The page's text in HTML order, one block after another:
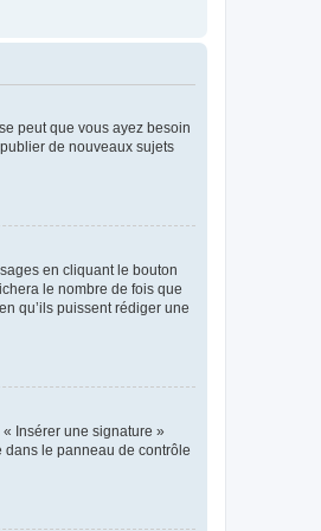
peut que vous ayez besoin
de nouveaux sujets
en cliquant le bouton
le nombre de fois que
qu’ils puissent rédiger une
Insérer une signature »
dans le panneau de contrôle